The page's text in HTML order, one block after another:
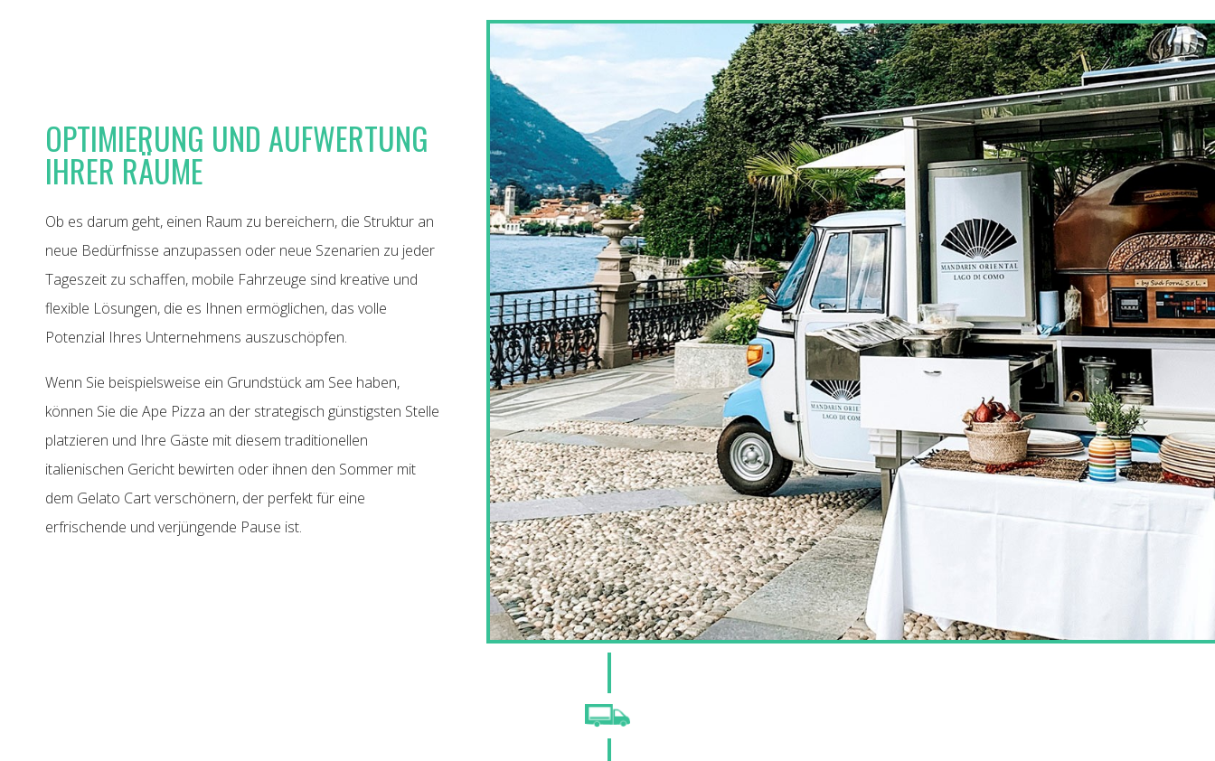
OPTIMIERUNG UND AUFWERTUNG
IHRER RÄUME
Ob es darum geht, einen Raum zu bereichern, die Struktur an
neue Bedürfnisse anzupassen oder neue Szenarien zu jeder
Tageszeit zu schaffen, mobile Fahrzeuge sind kreative und
flexible Lösungen, die es Ihnen ermöglichen, das volle
Potenzial Ihres Unternehmens auszuschöpfen.
Wenn Sie beispielsweise ein Grundstück am See haben,
können Sie die Ape Pizza an der strategisch günstigsten Stelle
platzieren und Ihre Gäste mit diesem traditionellen
italienischen Gericht bewirten oder ihnen den Sommer mit
dem Gelato Cart verschönern, der perfekt für eine
erfrischende und verjüngende Pause ist.